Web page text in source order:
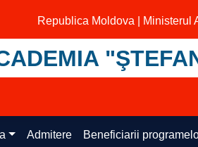
Republica Moldova | Ministerul
Admitere Beneficiarii